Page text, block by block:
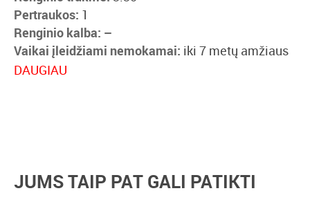
Pertraukos: 1
Renginio kalba: –
Vaikai įleidžiami nemokamai: iki 7 metų amžiaus
imtinai (renginio vietoje pateikti amžių įrodantį
kreiptisvipklientai@bilietai.lt
DAUGIAU
JUMS TAIP PAT GALI PATIKTI